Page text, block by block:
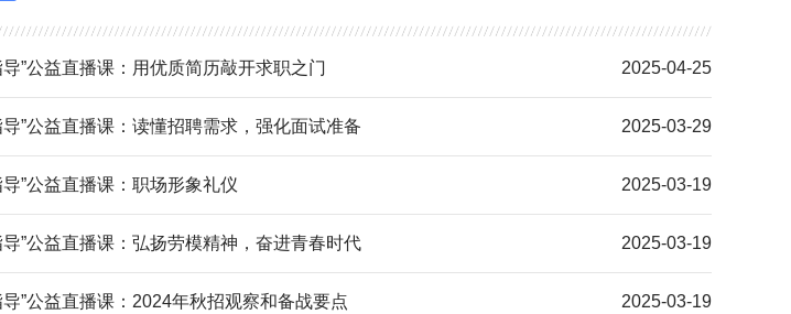
”公益直播课：用优质简历敲开求职之门 2025-04-25
”公益直播课：读懂招聘需求，强化面试准备 2025-03-29
”公益直播课：职场形象礼仪 2025-03-19
”公益直播课：弘扬劳模精神，奋进青春时代 2025-03-19
”公益直播课：2024年秋招观察和备战要点 2025-03-19